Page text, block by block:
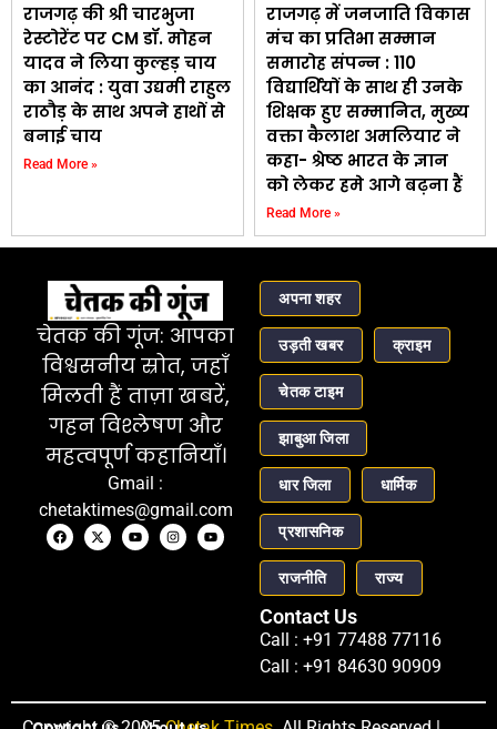
राजगढ़ की श्री चारभुजा
रेस्टोरेंट पर CM डॉ. मोहन
यादव ने लिया कुल्हड़ चाय
का आनंद : युवा उद्यमी राहुल
राठौड़ के साथ अपने हाथों से
बनाई चाय
Read More »
राजगढ़ में जनजाति विकास
मंच का प्रतिभा सम्मान
समारोह संपन्न : 110
विद्यार्थियों के साथ ही उनके
शिक्षक हुए सम्मानित, मुख्य
वक्ता कैलाश अमलियार ने
कहा- श्रेष्ठ भारत के ज्ञान
को लेकर हमे आगे बढ़ना हैं
Read More »
चेतक की गूंज: आपका
विश्वसनीय स्रोत, जहाँ
मिलती हैं ताज़ा खबरें,
गहन विश्लेषण और
महत्वपूर्ण कहानियाँ।
Gmail :
chetaktimes@gmail.com
अपना शहर
उड़ती खबर क्राइम
चेतक टाइम
झाबुआ जिला
धार जिला धार्मिक
प्रशासनिक
राजनीति राज्य
Contact Us
Call : +91 77488 77116
Call : +91 84630 90909